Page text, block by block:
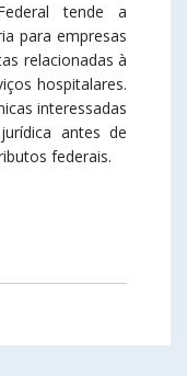
tende a
para empresas
relacionadas à
hospitalares.
interessadas
antes de
federais.